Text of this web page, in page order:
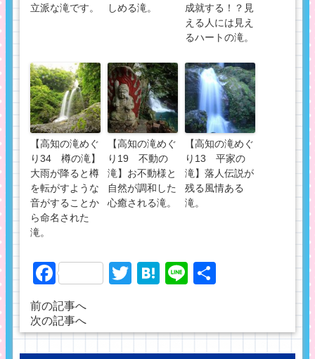
立派な滝です。
しめる滝。
成就する！？見
える人には見え
るハートの滝。
【高知の滝めぐ
り34 樽の滝】
大雨が降ると樽
を転がすような
音がすることか
ら命名された
滝。
【高知の滝めぐ
り19 不動の
滝】お不動様と
自然が調和した
心癒される滝。
【高知の滝めぐ
り13 平家の
滝】落人伝説が
残る風情ある
滝。
FacebookTwitter
Hatena
Line
前の記事へ
次の記事へ